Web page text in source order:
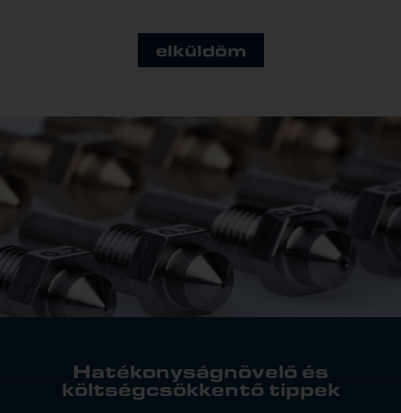
elküldöm
Hatékonyságnövelő és
költségcsökkentő tippek